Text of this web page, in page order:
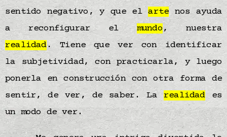
sentido negativo, y que elartenos ayuda
a reconfigurar elmundo, nuestra
realidad. Tiene que ver con identificar
la subjetividad, con practicarla, y luego
ponerla en construcción con otra forma de
sentir, de ver, de saber. La realidades
un modo de ver.